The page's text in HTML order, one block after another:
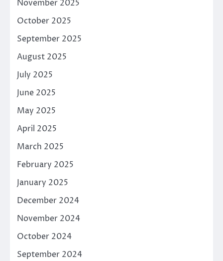
November 2025
October 2025
September 2025
August 2025
July 2025
June 2025
May 2025
April 2025
March 2025
February 2025
January 2025
December 2024
November 2024
October 2024
September 2024